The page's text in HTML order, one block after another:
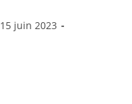
15 juin 2023